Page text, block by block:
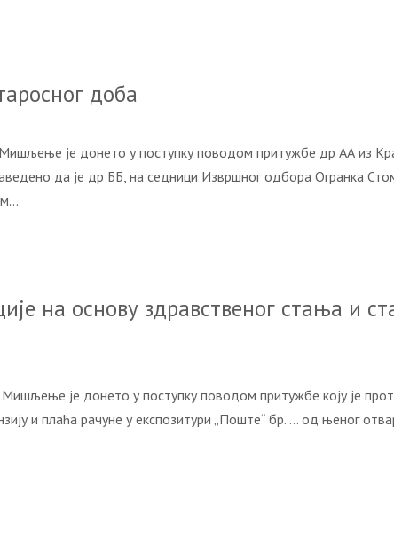
доба
је донето у поступку поводом притужбе др АА из
да је др ББ, на седници Извршног одбора Огранка
на основу здравственог стања и
је донето у поступку поводом притужбе коју је
и плаћа рачуне у експозитури „Поште“ бр. … од њеног